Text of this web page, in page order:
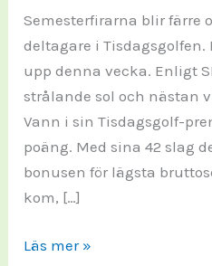
Semesterfirarna blir färre
deltagare i Tisdagsgolfen.
upp denna vecka. Enligt
strålande sol och nästan
Vann i sin Tisdagsgolf-
poäng. Med sina 42 slag
bonusen för lägsta
kom, […]
TISDAGSGOLFEN
Läs mer »